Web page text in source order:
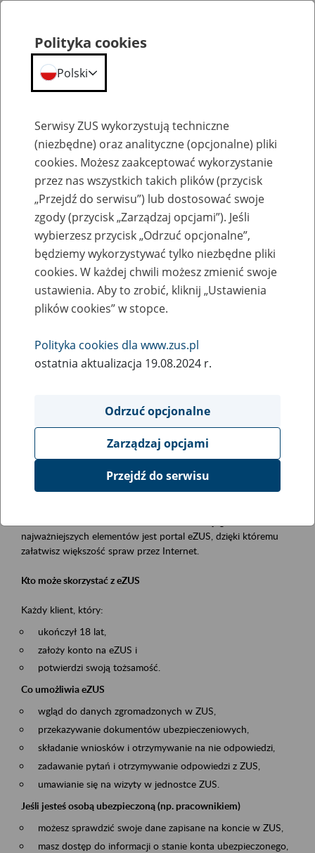
Szkolenia
Zaproś ZUS do siebie - zakładanie profili
eZUS w siedzibie Twojej firmy
Rodzaj wydarzenia
Szkolenia
Obszar merytoryczny
obsługa klientów
Opis wydarzenia
Platforma Usług Elektronicznych ZUS eZUS
najważniejszych elementów jest portal eZUS, dzięki któremu
załatwisz większość spraw przez Internet.
Kto może skorzystać z eZUS
Każdy klient, który:
ukończył 18 lat,
założy konto na eZUS i
potwierdzi swoją tożsamość.
Co umożliwia eZUS
wgląd do danych zgromadzonych w ZUS,
przekazywanie dokumentów ubezpieczeniowych,
składanie wniosków i otrzymywanie na nie odpowiedzi,
zadawanie pytań i otrzymywanie odpowiedzi z ZUS,
umawianie się na wizyty w jednostce ZUS.
Jeśli jesteś osobą ubezpieczoną (np. pracownikiem)
możesz sprawdzić swoje dane zapisane na koncie w ZUS,
masz dostęp do informacji o stanie konta ubezpieczonego,
Polityka cookies
Polski
Serwisy ZUS wykorzystują techniczne
(niezbędne) oraz analityczne (opcjonalne) pliki
cookies. Możesz zaakceptować wykorzystanie
przez nas wszystkich takich plików (przycisk
„Przejdź do serwisu”) lub dostosować swoje
zgody (przycisk „Zarządzaj opcjami”). Jeśli
wybierzesz przycisk „Odrzuć opcjonalne”,
będziemy wykorzystywać tylko niezbędne pliki
cookies. W każdej chwili możesz zmienić swoje
ustawienia. Aby to zrobić, kliknij „Ustawienia
plików cookies” w stopce.
Polityka cookies dla www.zus.pl
ostatnia aktualizacja 19.08.2024 r.
Odrzuć opcjonalne
Zarządzaj opcjami
Przejdź do serwisu